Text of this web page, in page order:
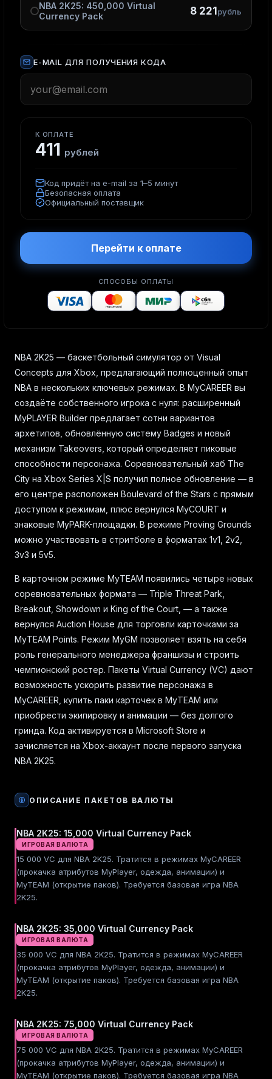
NBA 2K25: 450,000 Virtual
Currency Pack
8 221 рубль
E-MAIL ДЛЯ ПОЛУЧЕНИЯ КОДА
К ОПЛАТЕ
411 рублей
Код придёт на e-mail за 1–5 минут
Безопасная оплата
Официальный поставщик
Перейти к оплате
СПОСОБЫ ОПЛАТЫ
NBA 2K25 — баскетбольный симулятор от Visual
Concepts для Xbox, предлагающий полноценный опыт
NBA в нескольких ключевых режимах. В MyCAREER вы
создаёте собственного игрока с нуля: расширенный
MyPLAYER Builder предлагает сотни вариантов
архетипов, обновлённую систему Badges и новый
механизм Takeovers, который определяет пиковые
способности персонажа. Соревновательный хаб The
City на Xbox Series X|S получил полное обновление — в
его центре расположен Boulevard of the Stars с прямым
доступом к режимам, плюс вернулся MyCOURT и
знаковые MyPARK-площадки. В режиме Proving Grounds
можно участвовать в стритболе в форматах 1v1, 2v2,
3v3 и 5v5.
В карточном режиме MyTEAM появились четыре новых
соревновательных формата — Triple Threat Park,
Breakout, Showdown и King of the Court, — а также
вернулся Auction House для торговли карточками за
MyTEAM Points. Режим MyGM позволяет взять на себя
роль генерального менеджера франшизы и строить
чемпионский ростер. Пакеты Virtual Currency (VC) дают
возможность ускорить развитие персонажа в
MyCAREER, купить паки карточек в MyTEAM или
приобрести экипировку и анимации — без долгого
гринда. Код активируется в Microsoft Store и
зачисляется на Xbox-аккаунт после первого запуска
NBA 2K25.
ОПИСАНИЕ ПАКЕТОВ ВАЛЮТЫ
NBA 2K25: 15,000 Virtual Currency Pack
ИГРОВАЯ ВАЛЮТА
15 000 VC для NBA 2K25. Тратится в режимах MyCAREER
(прокачка атрибутов MyPlayer, одежда, анимации) и
MyTEAM (открытие паков). Требуется базовая игра NBA
2K25.
NBA 2K25: 35,000 Virtual Currency Pack
ИГРОВАЯ ВАЛЮТА
35 000 VC для NBA 2K25. Тратится в режимах MyCAREER
(прокачка атрибутов MyPlayer, одежда, анимации) и
MyTEAM (открытие паков). Требуется базовая игра NBA
2K25.
NBA 2K25: 75,000 Virtual Currency Pack
ИГРОВАЯ ВАЛЮТА
75 000 VC для NBA 2K25. Тратится в режимах MyCAREER
(прокачка атрибутов MyPlayer, одежда, анимации) и
MyTEAM (открытие паков). Требуется базовая игра NBA